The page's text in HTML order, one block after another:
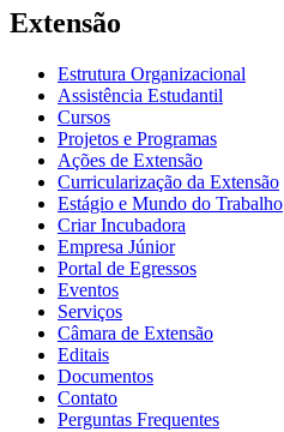
Extensão
Estrutura Organizacional
Assistência Estudantil
Cursos
Projetos e Programas
Ações de Extensão
Curricularização da Extensão
Estágio e Mundo do Trabalho
Criar Incubadora
Empresa Júnior
Portal de Egressos
Eventos
Serviços
Câmara de Extensão
Editais
Documentos
Contato
Perguntas Frequentes